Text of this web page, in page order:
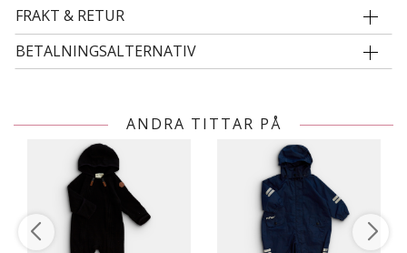
FRAKT & RETUR
BETALNINGSALTERNATIV
ANDRA TITTAR PÅ